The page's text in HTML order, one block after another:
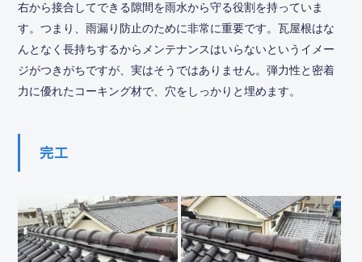
右から接合してできる隙間を雨水から守る役割を持っていま
す。つまり、雨漏り防止のために非常に重要です。瓦屋根はな
んとなく長持ちするからメンテナンスはいらないというイメー
ジがつきがちですが、実はそうではありません。弾力性と密着
力に優れたコーキング材で、穴をしっかりと埋めます。
完工